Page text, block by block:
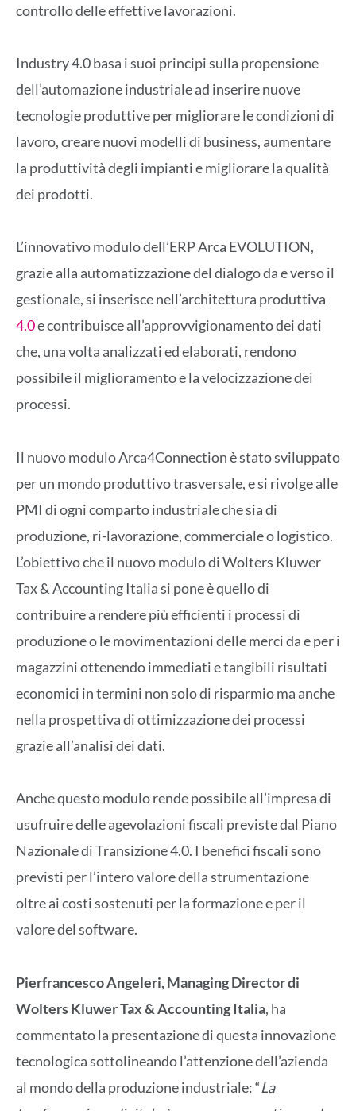
controllo delle effettive lavorazioni.
Industry 4.0 basa i suoi principi sulla propensione
dell’automazione industriale ad inserire nuove
tecnologie produttive per migliorare le condizioni di
lavoro, creare nuovi modelli di business, aumentare
la produttività degli impianti e migliorare la qualità
dei prodotti.
L’innovativo modulo dell’ERP Arca EVOLUTION,
grazie alla automatizzazione del dialogo da e verso il
gestionale, si inserisce nell’architettura produttiva
4.0e contribuisce all’approvvigionamento dei dati
che, una volta analizzati ed elaborati, rendono
possibile il miglioramento e la velocizzazione dei
processi.
Il nuovo modulo Arca4Connection è stato sviluppato
per un mondo produttivo trasversale, e si rivolge alle
PMI di ogni comparto industriale che sia di
produzione, ri-lavorazione, commerciale o logistico.
L’obiettivo che il nuovo modulo di Wolters Kluwer
Tax & Accounting Italia si pone è quello di
contribuire a rendere più efficienti i processi di
produzione o le movimentazioni delle merci da e per i
magazzini ottenendo immediati e tangibili risultati
economici in termini non solo di risparmio ma anche
nella prospettiva di ottimizzazione dei processi
grazie all’analisi dei dati.
Anche questo modulo rende possibile all’impresa di
usufruire delle agevolazioni fiscali previste dal Piano
Nazionale di Transizione 4.0. I benefici fiscali sono
previsti per l’intero valore della strumentazione
oltre ai costi sostenuti per la formazione e per il
valore del software.
Pierfrancesco Angeleri, Managing Director di
Wolters Kluwer Tax & Accounting Italia, ha
commentato la presentazione di questa innovazione
tecnologica sottolineando l’attenzione dell’azienda
al mondo della produzione industriale: “La